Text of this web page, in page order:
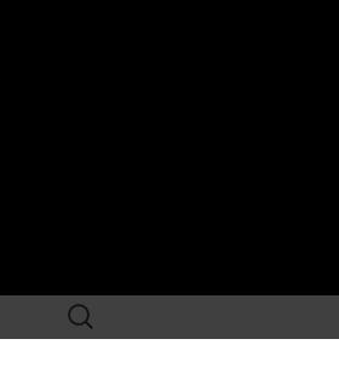
Search
for: